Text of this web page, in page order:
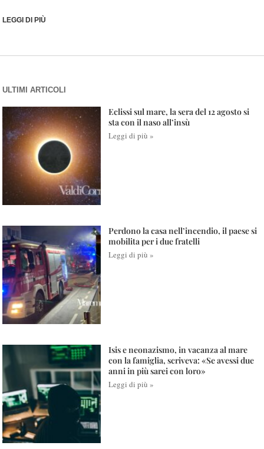
LEGGI DI PIÙ
ULTIMI ARTICOLI
Eclissi sul mare, la sera del 12 agosto si
sta con il naso all’insù
Leggi di più »
Perdono la casa nell’incendio, il paese si
mobilita per i due fratelli
Leggi di più »
Isis e neonazismo, in vacanza al mare
con la famiglia, scriveva: «Se avessi due
anni in più sarei con loro»
Leggi di più »